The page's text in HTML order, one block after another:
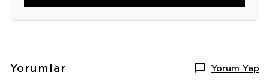
Yorumlar Yorum Yap